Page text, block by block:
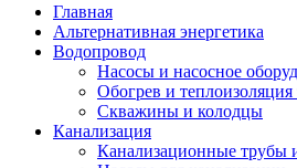
Главная
Альтернативная энергетика
Водопровод
Насосы и насосное
Обогрев и теплоизоляция
Скважины и колодцы
Канализация
Канализационные трубы